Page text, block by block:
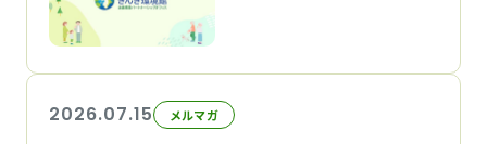
2026.07.15 メルマガ